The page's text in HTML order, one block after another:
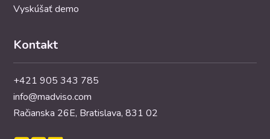
Vyskúšať demo
Kontakt
+421 905 343 785
info@madviso.com
Račianska 26E, Bratislava, 831 02